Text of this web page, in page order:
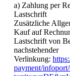
a) Zahlung per
Lastschrift
Zusätzliche
Kauf auf
Lastschrift von
nachstehender
Verlinkung:
payment/